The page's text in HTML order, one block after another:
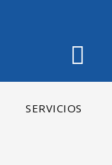
SERVICIOS